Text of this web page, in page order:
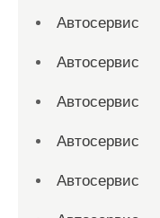
Автосервис
Автосервис
Автосервис
Автосервис
Автосервис